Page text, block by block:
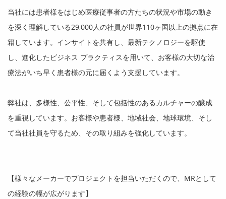
当社には患者様をはじめ医療従事者の方たちの状況や市場の動き
を深く理解している29,000人の社員が世界110ヶ国以上の拠点に在
籍しています。インサイトを共有し、最新テクノロジーを駆使
し、進化したビジネス プラクティスを用いて、お客様の大切な治
療法がいち早く患者様の元に届くよう支援しています。
弊社は、多様性、公平性、そして包括性のあるカルチャーの醸成
を重視しています。お客様や患者様、地域社会、地球環境、そし
て当社社員を守るため、その取り組みを強化しています。
【様々なメーカーでプロジェクトを担当いただくので、 MRとして
の経験の幅が広がります】